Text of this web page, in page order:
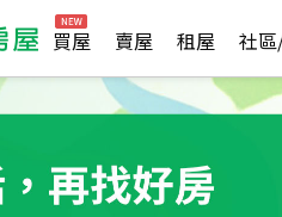
買屋 賣屋 租屋 社